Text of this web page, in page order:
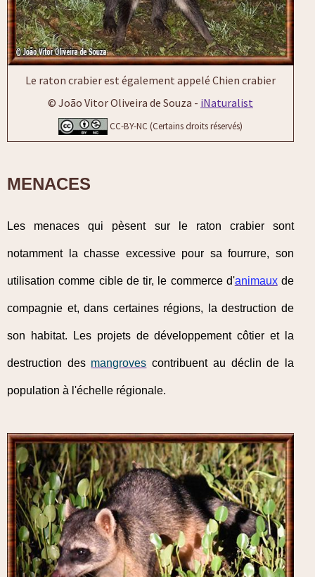
Le raton crabier est également appelé Chien crabier
© João Vitor Oliveira de Souza - iNaturalist
CC-BY-NC (Certains droits réservés)
MENACES
Les menaces qui pèsent sur le raton crabier sont
notamment la chasse excessive pour sa fourrure, son
utilisation comme cible de tir, le commerce d'animauxde
compagnie et, dans certaines régions, la destruction de
son habitat. Les projets de développement côtier et la
destruction des mangroves contribuent au déclin de la
population à l'échelle régionale.